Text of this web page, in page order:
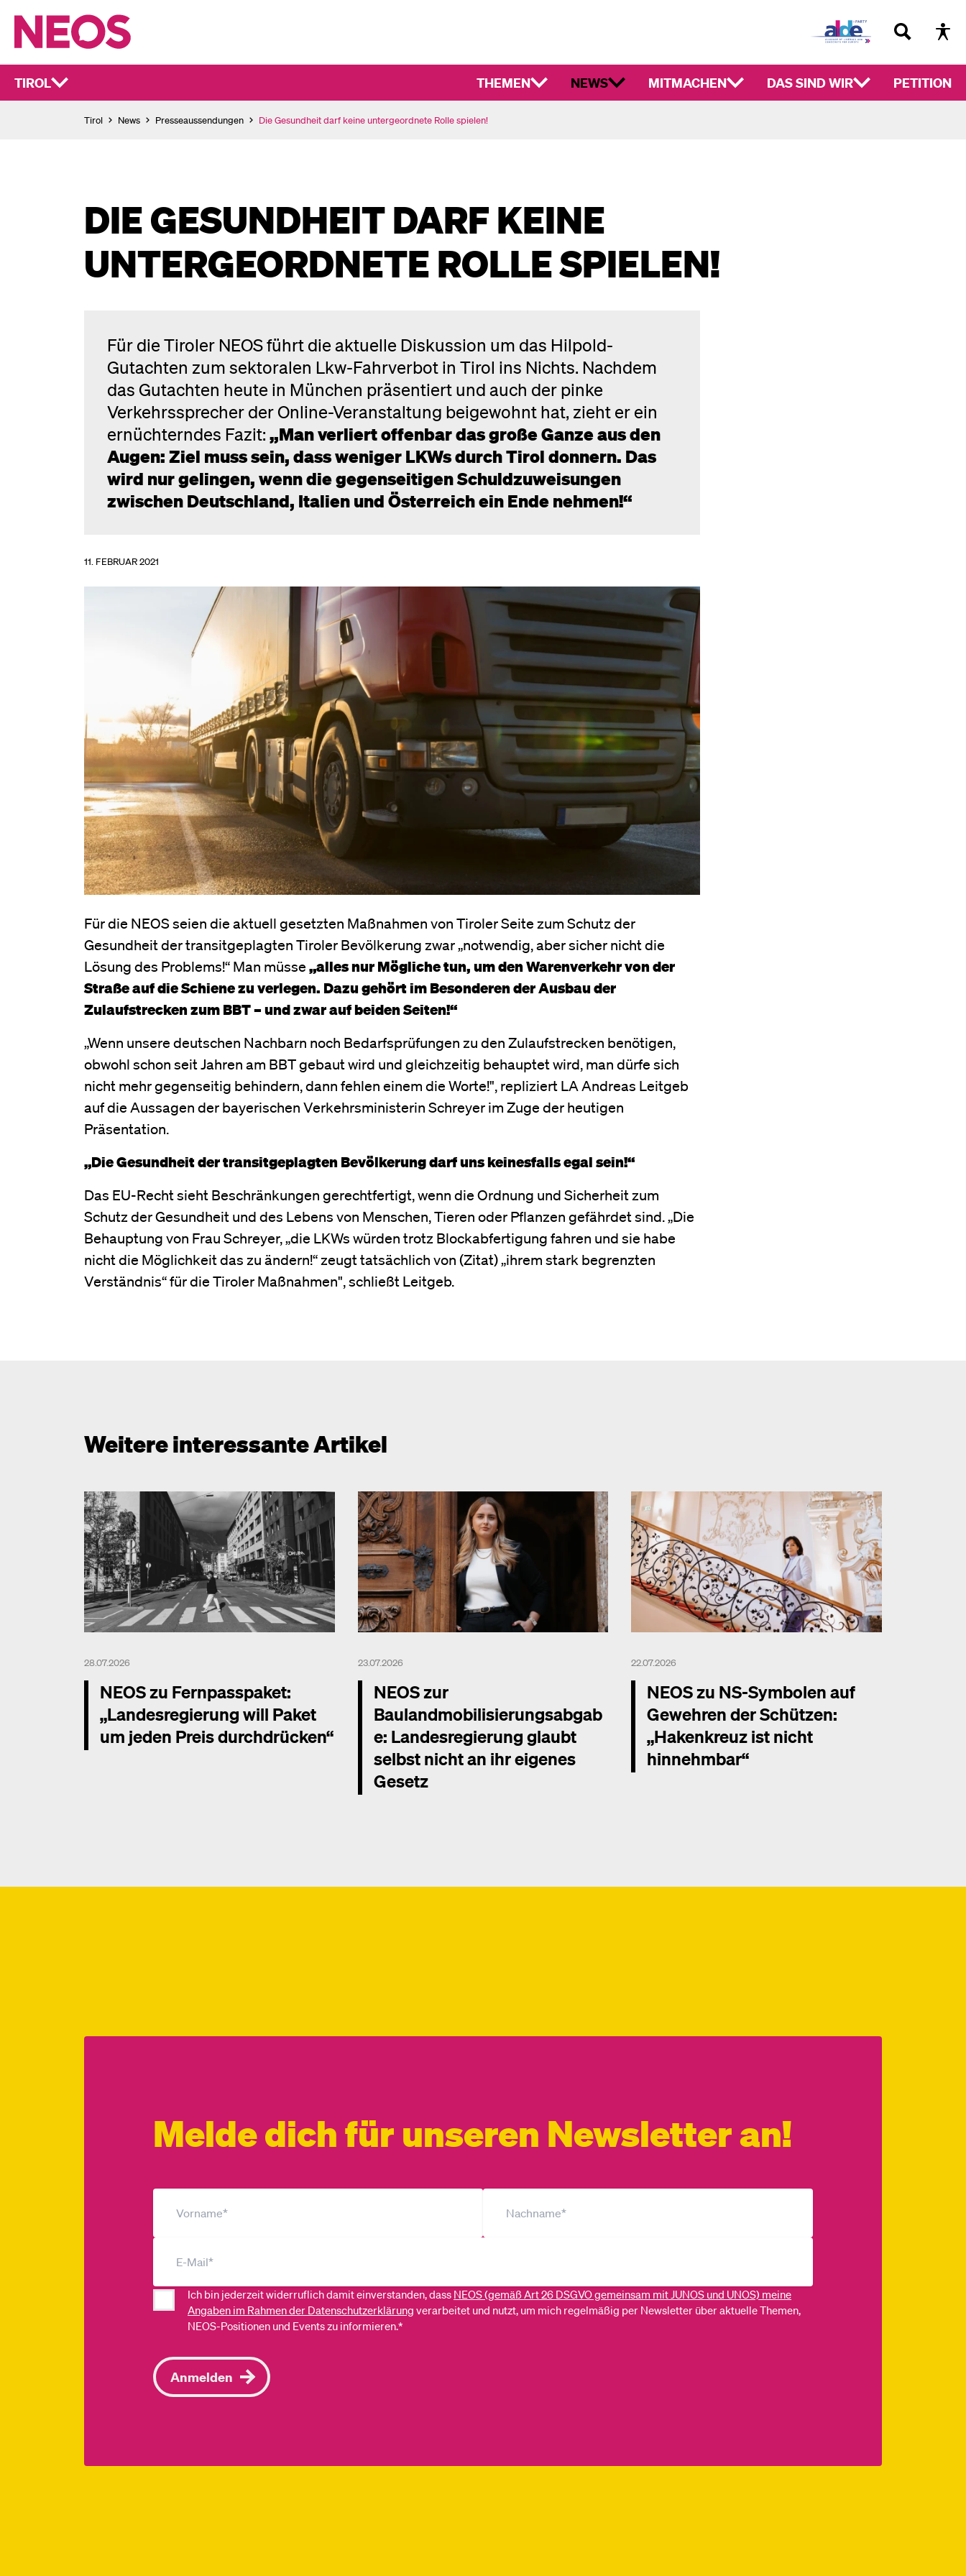
TIROL THEMEN NEWS MITMACHEN DAS SIND WIR PETITION
Tirol News Presseaussendungen Die Gesundheit darf keine untergeordnete Rolle spielen!
DIE GESUNDHEIT DARF KEINE
UNTERGEORDNETE ROLLE SPIELEN!
Für die Tiroler NEOS führt die aktuelle Diskussion um das Hilpold-
Gutachten zum sektoralen Lkw-Fahrverbot in Tirol ins Nichts. Nachdem
das Gutachten heute in München präsentiert und auch der pinke
Verkehrssprecher der Online-Veranstaltung beigewohnt hat, zieht er ein
ernüchterndes Fazit:„Man verliert offenbar das große Ganze aus den
Augen: Ziel muss sein, dass weniger LKWs durch Tirol donnern. Das
wird nur gelingen, wenn die gegenseitigen Schuldzuweisungen
zwischen Deutschland, Italien und Österreich ein Ende nehmen!“
11. FEBRUAR 2021
Für die NEOS seien die aktuell gesetzten Maßnahmen von Tiroler Seite zum Schutz der
Gesundheit der transitgeplagten Tiroler Bevölkerung zwar „notwendig, aber sicher nicht die
Lösung des Problems!“ Man müsse„alles nur Mögliche tun, um den Warenverkehr von der
Straße auf die Schiene zu verlegen. Dazu gehört im Besonderen der Ausbau der
Zulaufstrecken zum BBT – und zwar auf beiden Seiten!“
„Wenn unsere deutschen Nachbarn noch Bedarfsprüfungen zu den Zulaufstrecken benötigen,
obwohl schon seit Jahren am BBT gebaut wird und gleichzeitig behauptet wird, man dürfe sich
nicht mehr gegenseitig behindern, dann fehlen einem die Worte!", repliziert LA Andreas Leitgeb
auf die Aussagen der bayerischen Verkehrsministerin Schreyer im Zuge der heutigen
Präsentation.
„Die Gesundheit der transitgeplagten Bevölkerung darf uns keinesfalls egal sein!“
Das EU-Recht sieht Beschränkungen gerechtfertigt, wenn die Ordnung und Sicherheit zum
Schutz der Gesundheit und des Lebens von Menschen, Tieren oder Pflanzen gefährdet sind. „Die
Behauptung von Frau Schreyer, „die LKWs würden trotz Blockabfertigung fahren und sie habe
nicht die Möglichkeit das zu ändern!“ zeugt tatsächlich von (Zitat) „ihrem stark begrenzten
Verständnis“ für die Tiroler Maßnahmen", schließt Leitgeb.
Weitere interessante Artikel
28.07.2026
NEOS zu Fernpasspaket:
„Landesregierung will Paket
um jeden Preis durchdrücken“
23.07.2026
NEOS zur
Baulandmobilisierungsabgab
e: Landesregierung glaubt
selbst nicht an ihr eigenes
Gesetz
22.07.2026
NEOS zu NS-Symbolen auf
Gewehren der Schützen:
„Hakenkreuz ist nicht
hinnehmbar“
Melde dich für unseren Newsletter an!
Ich bin jederzeit widerruflich damit einverstanden, dass NEOS (gemäß Art 26 DSGVO gemeinsam mit JUNOS und UNOS) meine
Angaben im Rahmen der Datenschutzerklärung verarbeitet und nutzt, um mich regelmäßig per Newsletter über aktuelle Themen,
NEOS-Positionen und Events zu informieren.*
Anmelden